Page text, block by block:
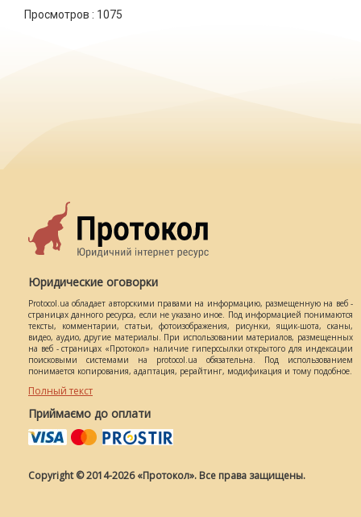
Просмотров : 1075
Юридические оговорки
Protocol.ua обладает авторскими правами на информацию, размещенную на веб -
страницах данного ресурса, если не указано иное. Под информацией понимаются
тексты, комментарии, статьи, фотоизображения, рисунки, ящик-шота, сканы,
видео, аудио, другие материалы. При использовании материалов, размещенных
на веб - страницах «Протокол» наличие гиперссылки открытого для индексации
поисковыми системами на protocol.ua обязательна. Под использованием
понимается копирования, адаптация, рерайтинг, модификация и тому подобное.
Полный текст
Приймаємо до оплати
Copyright © 2014-2026 «Протокол». Все права защищены.